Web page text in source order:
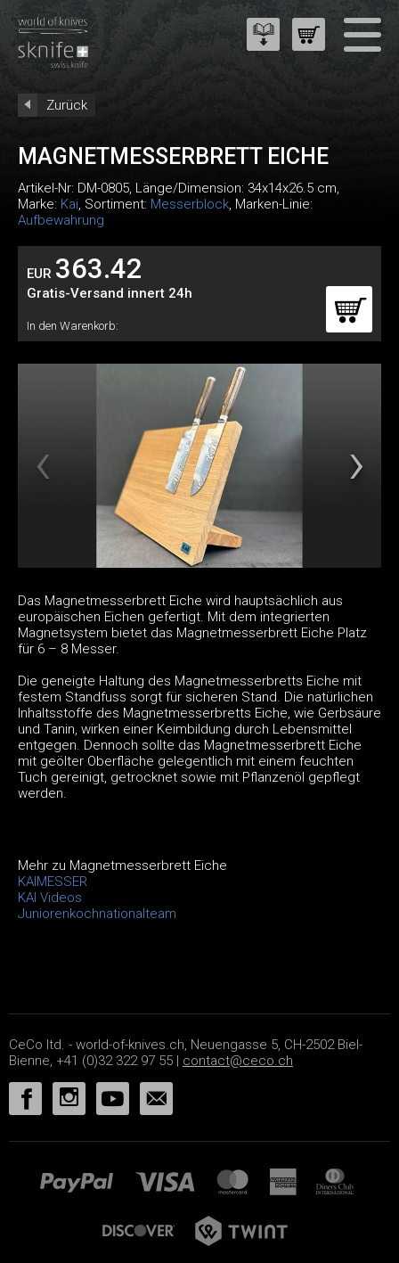
Zurück
MAGNETMESSERBRETT EICHE
Artikel-Nr: DM-0805, Länge/Dimension: 34x14x26.5 cm,
Marke: Kai, Sortiment: Messerblock, Marken-Linie:
Aufbewahrung
EUR 363.42
Gratis-Versand innert 24h
In den Warenkorb:
Das Magnetmesserbrett Eiche wird hauptsächlich aus
europäischen Eichen gefertigt. Mit dem integrierten
Magnetsystem bietet das Magnetmesserbrett Eiche Platz
für 6 – 8 Messer.
Die geneigte Haltung des Magnetmesserbretts Eiche mit
festem Standfuss sorgt für sicheren Stand. Die natürlichen
Inhaltsstoffe des Magnetmesserbretts Eiche, wie Gerbsäure
und Tanin, wirken einer Keimbildung durch Lebensmittel
entgegen. Dennoch sollte das Magnetmesserbrett Eiche
mit geölter Oberfläche gelegentlich mit einem feuchten
Tuch gereinigt, getrocknet sowie mit Pflanzenöl gepflegt
werden.
Mehr zu Magnetmesserbrett Eiche
KAIMESSER
KAI Videos
Juniorenkochnationalteam
CeCo ltd. - world-of-knives.ch, Neuengasse 5, CH-2502 Biel-
Bienne, +41 (0)32 322 97 55 | contact@ceco.ch